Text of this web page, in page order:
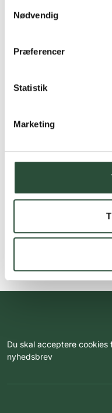
Nødvendig
Præferencer
Statistik
Marketing
Du skal acceptere
nyhedsbrev